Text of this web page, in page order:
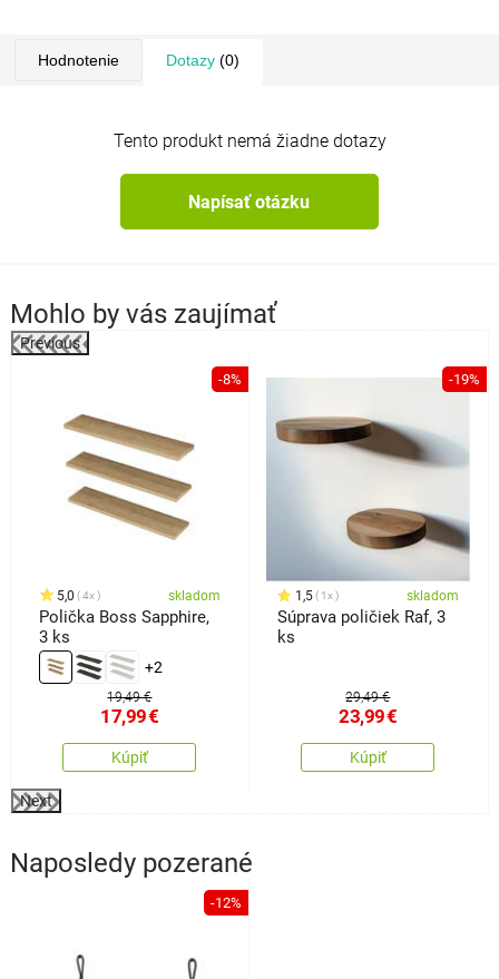
Hodnotenie Dotazy(0)
Tento produkt nemá žiadne dotazy
Napísať otázku
Mohlo by vás zaujímať
Previous
-8%
5,0 4x skladom
Polička Boss Sapphire,
3 ks
+2
19,49 €
17,99€
Kúpiť
-19%
1,5 1x skladom
Súprava poličiek Raf, 3
ks
29,49 €
23,99€
Kúpiť
Next
Naposledy pozerané
-12%